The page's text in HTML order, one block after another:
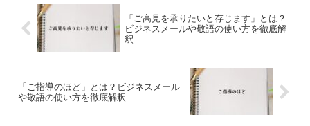
「ご高見を承りたいと存じます」とは？
ビジネスメールや敬語の使い方を徹底解
釈
「ご指導のほど」とは？ビジネスメール
や敬語の使い方を徹底解釈